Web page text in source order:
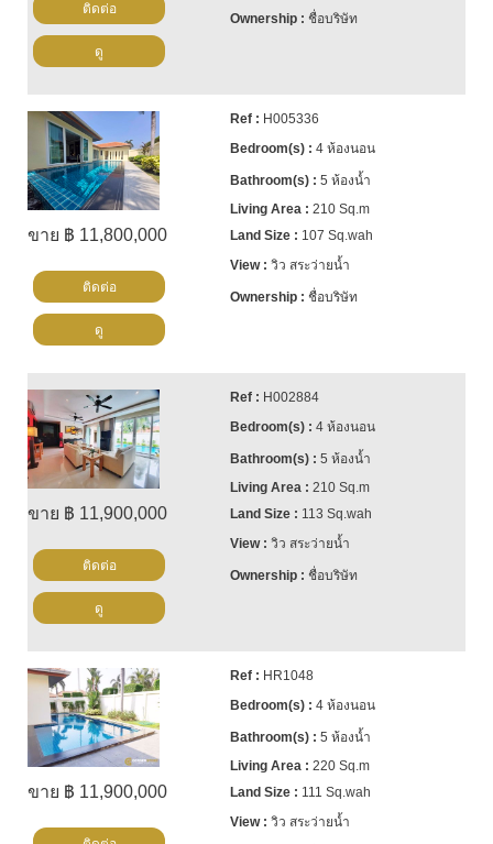
ชื่อบริษัท
ติดต่อ
ดู
ขาย ฿ 11,800,000
H005336
4 ห้องนอน
5 ห้องน้ำ
210 Sq.m
107 Sq.wah
วิว สระว่ายน้ำ
ชื่อบริษัท
ติดต่อ
ดู
ขาย ฿ 11,900,000
H002884
4 ห้องนอน
5 ห้องน้ำ
210 Sq.m
113 Sq.wah
วิว สระว่ายน้ำ
ชื่อบริษัท
ติดต่อ
ดู
ขาย ฿ 11,900,000
HR1048
4 ห้องนอน
5 ห้องน้ำ
220 Sq.m
111 Sq.wah
วิว สระว่ายน้ำ